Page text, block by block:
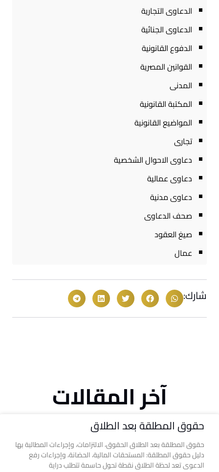
الدعاوى التجارية
الدعاوى الجنائية
الدفوع القانونية
القوانين المصرية
المدنى
المكتبة القانونية
المواضيع القانونية
تجارى
دعاوى الاحوال الشخصية
دعاوى عمالية
دعاوى مدنية
صحف الدعاوى
صيغ العقود
عمال
شارك:
آخر المقالات
حقوق المطلقة بعد الطلاق
حقوق المطلقة بعد الطلاق الحقوق، الالتزامات، وإجراءات المطالبة بها
دليل حقوق المطلقة: المستحقات المالية، الحضانة، وإجراءات رفع
الدعوى تعد لحظة الطلاق نقطة تحول حاسمة تتطلب دراية